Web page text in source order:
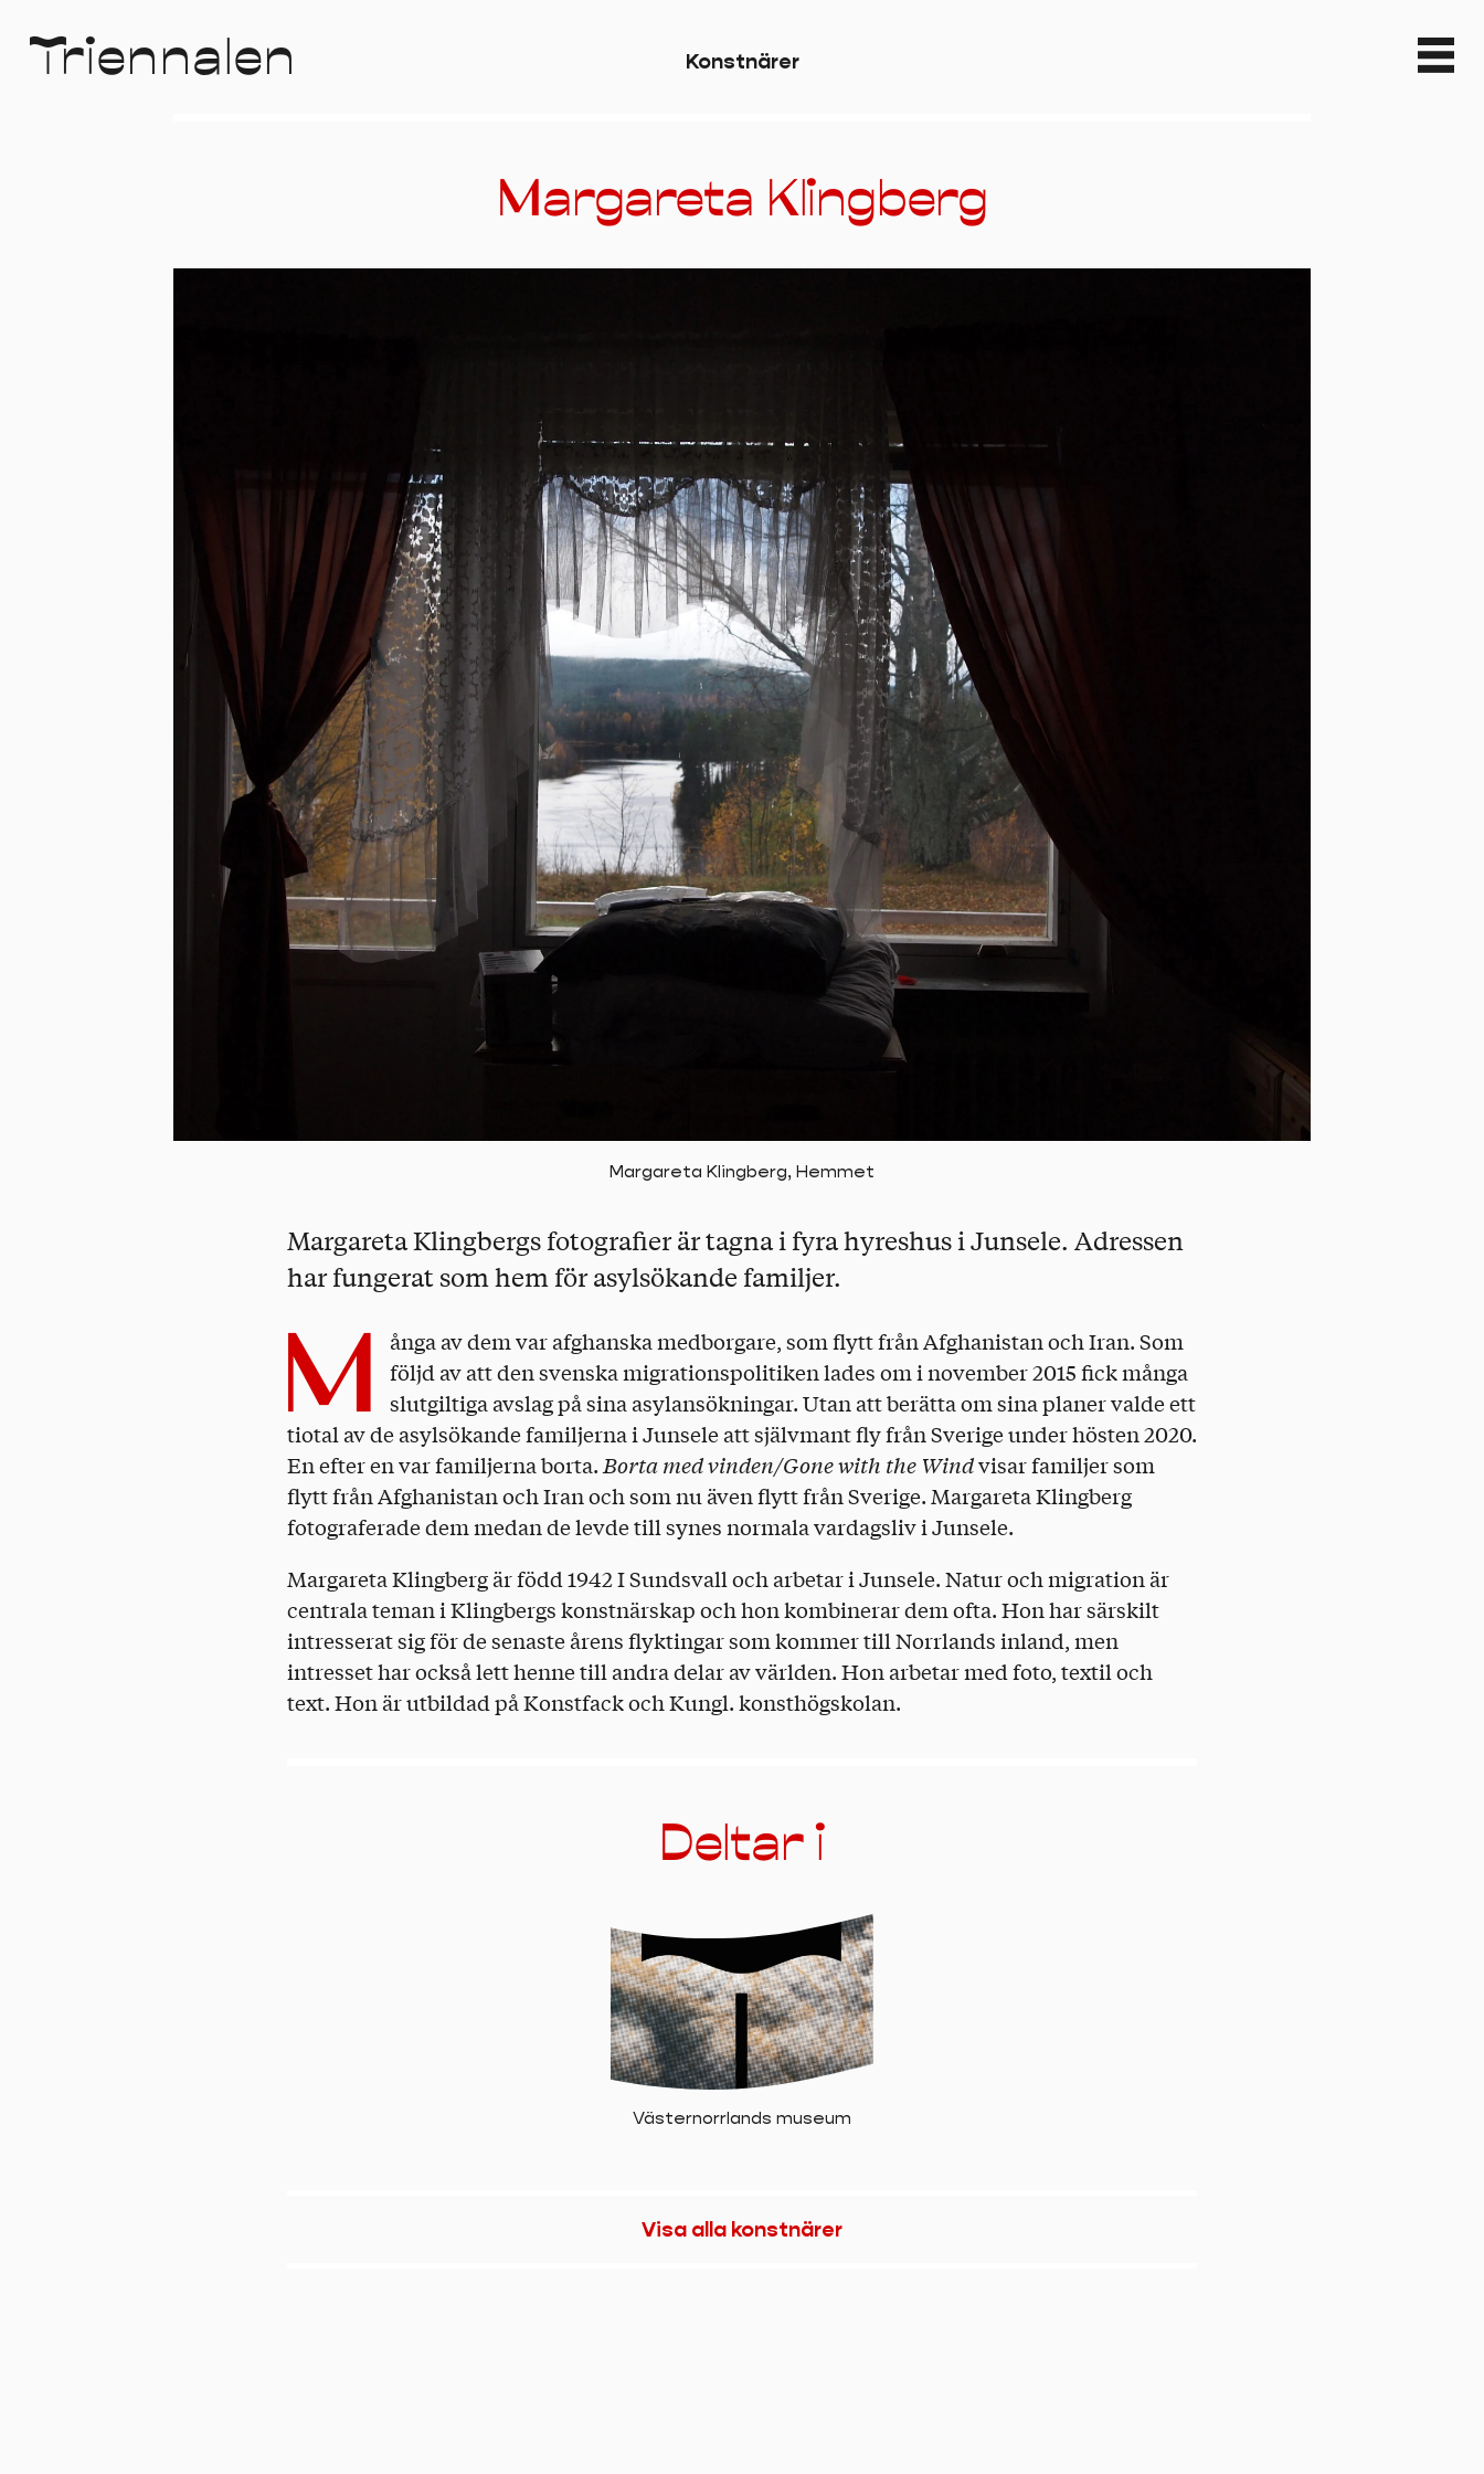
Triennalen Konstnärer
Margareta Klingberg
Margareta Klingberg, Hemmet
Margareta Klingbergs fotografier är tagna i fyra hyreshus i Junsele. Adressen
har fungerat som hem för asylsökande familjer.
M
ånga av dem var afghanska medborgare, som flytt från Afghanistan och Iran. Som
följd av att den svenska migrationspolitiken lades om i november 2015 fick många
slutgiltiga avslag på sina asylansökningar. Utan att berätta om sina planer valde ett
tiotal av de asylsökande familjerna i Junsele att självmant fly från Sverige under hösten 2020.
En efter en var familjerna borta. Borta med vinden/Gone with the Windvisar familjer som
flytt från Afghanistan och Iran och som nu även flytt från Sverige. Margareta Klingberg
fotograferade dem medan de levde till synes normala vardagsliv i Junsele.
Margareta Klingberg är född 1942 I Sundsvall och arbetar i Junsele. Natur och migration är
centrala teman i Klingbergs konstnärskap och hon kombinerar dem ofta. Hon har särskilt
intresserat sig för de senaste årens flyktingar som kommer till Norrlands inland, men
intresset har också lett henne till andra delar av världen. Hon arbetar med foto, textil och
text. Hon är utbildad på Konstfack och Kungl. konsthögskolan.
Deltar i
Västernorrlands museum
Visa alla konstnärer